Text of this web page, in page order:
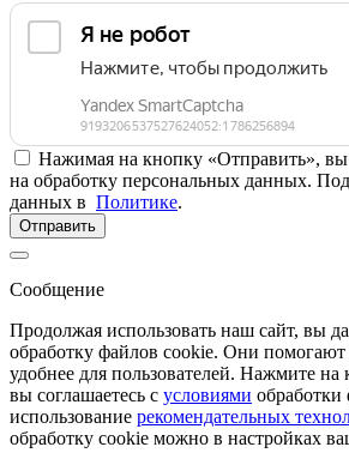
Нажимая на кнопку «Отправить», вы
на обработку персональных данных.
данных в Политике.
Отправить
Сообщение
Продолжая использовать наш сайт, вы
обработку файлов cookie. Они помогают
удобнее для пользователей. Нажмите
вы соглашаетесь с условиями обработки
использование рекомендательных
обработку cookie можно в настройках